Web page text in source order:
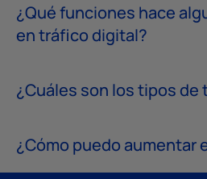
¿Qué funciones hace
en tráfico digital?
¿Cuáles son los tipos de
¿Cómo puedo aumentar